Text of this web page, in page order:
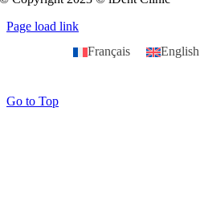
Page load link
Français
English
Go to Top